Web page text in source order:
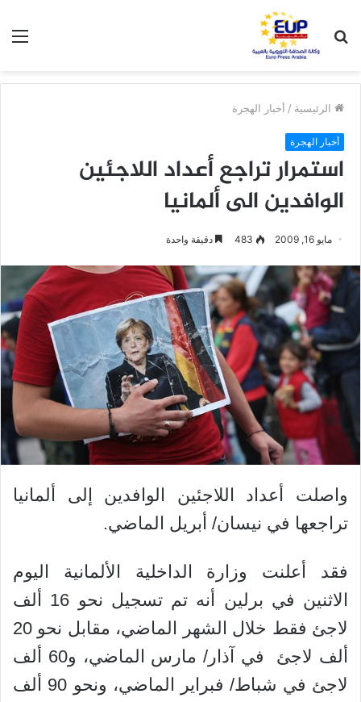
عن
الرئيسية / أخبار الهجرة
أخبار الهجرة
استمرار تراجع أعداد اللاجئين
الوافدين الى ألمانيا
مايو 16, 2009 483 دقيقة واحدة
واصلت أعداد اللاجئين الوافدين إلى ألمانيا
تراجعها في نيسان/ أبريل الماضي.
فقد أعلنت وزارة الداخلية الألمانية اليوم
الاثنين في برلين أنه تم تسجيل نحو 16 ألف
لاجئ فقط خلال الشهر الماضي، مقابل نحو 20
ألف لاجئ في آذار/ مارس الماضي، و60 ألف
لاجئ في شباط/ فبراير الماضي، ونحو 90 ألف